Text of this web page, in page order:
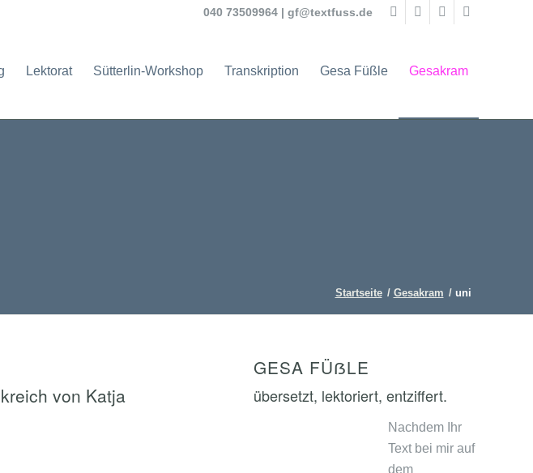
040 73509964 | gf@textfuss.de
Lektorat Sütterlin-Workshop Transkription Gesa Füßle Gesakram
Startseite / Gesakram / uni
von Katja
GESA FÜẞLE
übersetzt, lektoriert, entziffert.
Nachdem Ihr
Text bei mir auf
dem